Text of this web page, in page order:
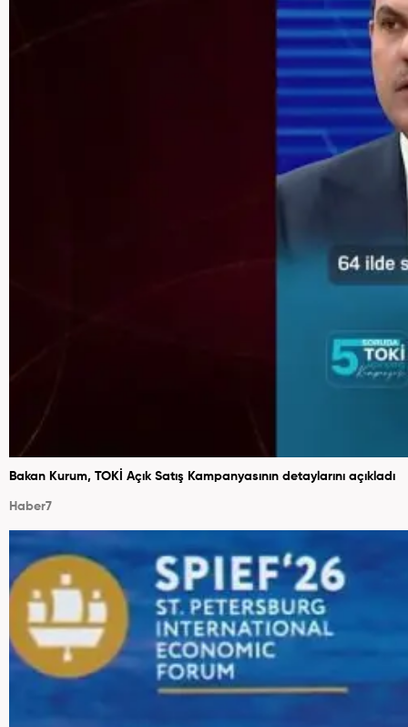
Bakan Kurum, TOKİ Açık Satış Kampanyasının detaylarını açıkladı
Haber7